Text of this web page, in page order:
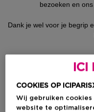
bezoeken en
Dank je wel voor je begrip
geuren,
ICI
COOKIES OP
Wij gebruiken cookies
website te